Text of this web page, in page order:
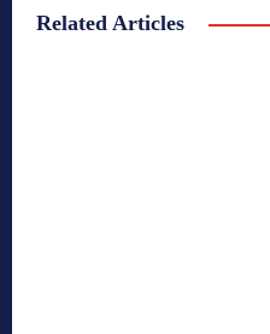
Related Articles